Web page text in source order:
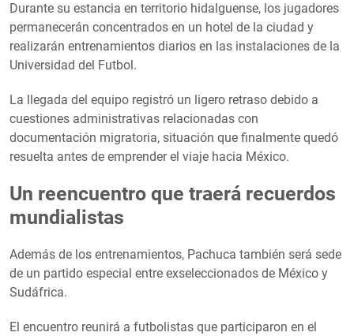
Durante su estancia en territorio hidalguense, los jugadores
permanecerán concentrados en un hotel de la ciudad y
realizarán entrenamientos diarios en las instalaciones de la
Universidad del Futbol.
La llegada del equipo registró un ligero retraso debido a
cuestiones administrativas relacionadas con
documentación migratoria, situación que finalmente quedó
resuelta antes de emprender el viaje hacia México.
Un reencuentro que traerá recuerdos
mundialistas
Además de los entrenamientos, Pachuca también será sede
de un partido especial entre exseleccionados de México y
Sudáfrica.
El encuentro reunirá a futbolistas que participaron en el